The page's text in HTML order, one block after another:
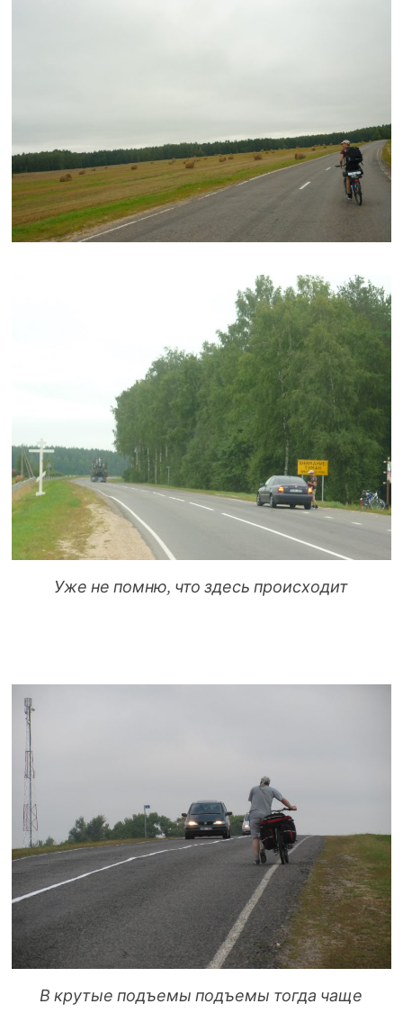
Уже не помню, что здесь происходит
В крутые подъемы подъемы тогда чаще